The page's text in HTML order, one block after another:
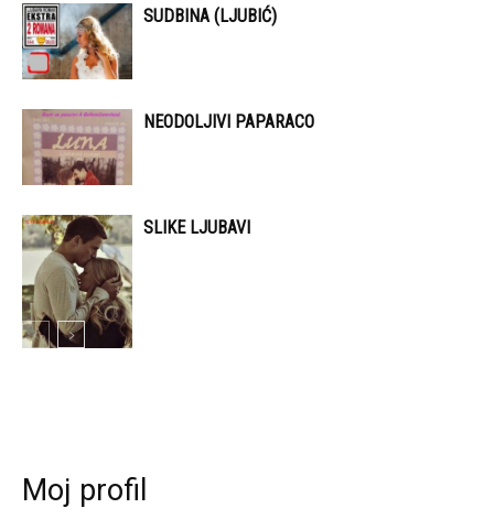
SUDBINA (LJUBIĆ)
NEODOLJIVI PAPARACO
SLIKE LJUBAVI
Moj profil